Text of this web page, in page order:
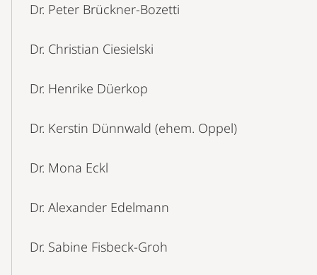
Dr. Peter Brückner-Bozetti
Dr. Christian Ciesielski
Dr. Henrike Düerkop
Dr. Kerstin Dünnwald (ehem. Oppel)
Dr. Mona Eckl
Dr. Alexander Edelmann
Dr. Sabine Fisbeck-Groh